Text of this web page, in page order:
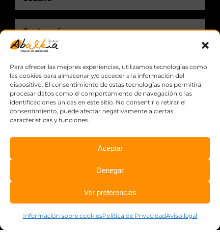
Para ofrecer las mejores experiencias, utilizamos tecnologías como
las cookies para almacenar y/o acceder a la información del
dispositivo. El consentimiento de estas tecnologías nos permitirá
procesar datos como el comportamiento de navegación o las
identificaciones únicas en este sitio. No consentir o retirar el
consentimiento, puede afectar negativamente a ciertas
características y funciones.
Aceptar
Denegar
Ver preferencias
Información sobre cookiesPolítica de PrivacidadAviso legal
Información sobre cookies
qualitystudio